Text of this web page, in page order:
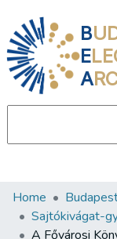
B
E
A
Communities &
All of DSpace
Home
Sajtókivágat-